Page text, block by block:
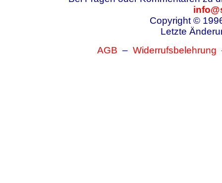
Copyright ©
Letzte
AGB – Widerrufsbelehrung